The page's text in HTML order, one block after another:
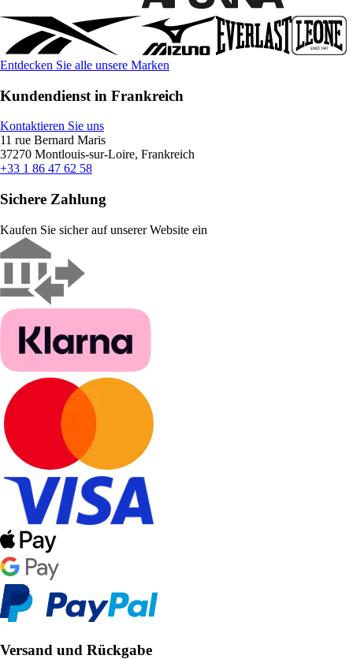
Entdecken Sie alle unsere Marken
Kundendienst in Frankreich
Kontaktieren Sie uns
11 rue Bernard Maris
37270 Montlouis-sur-Loire, Frankreich
+33 1 86 47 62 58
Sichere Zahlung
Kaufen Sie sicher auf unserer Website ein
Versand und Rückgabe